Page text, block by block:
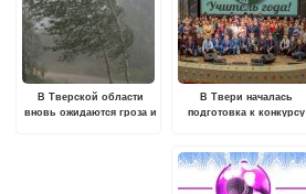
В Тверской области
вновь ожидаются гроза и
В Твери началась
подготовка к конкурсу